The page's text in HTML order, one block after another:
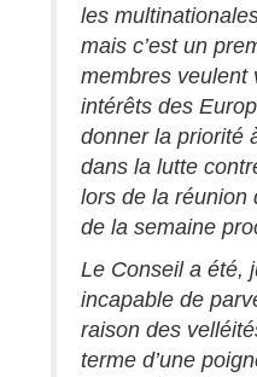
les
mais c’est un
membres veulent
intérêts des
donner la priorité
dans la lutte
lors de la réunion
de la semaine
Le Conseil a été,
incapable de
raison des
terme d’une